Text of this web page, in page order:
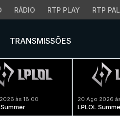
RÁDIO RTP PLAY RTP
TRANSMISSÕES
às 18:00 20 Ago 2026
LPLOL